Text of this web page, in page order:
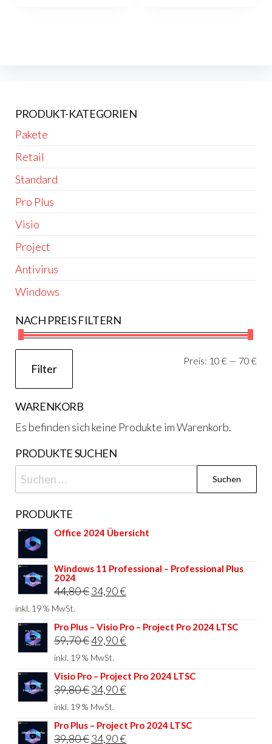
PRODUKT-KATEGORIEN
Pakete
Retail
Standard
Pro Plus
Visio
Project
Antivirus
Windows
NACH PREIS FILTERN
Filter
Preis: 10 € — 70 €
WARENKORB
Es befinden sich keine Produkte im Warenkorb.
PRODUKTE SUCHEN
Suchen
nach:
PRODUKTE
Office 2024 Übersicht
Windows 11 Professional – Professional Plus
2024
44,80€Ursprünglicher
war:
44,80 €
34,90€Aktueller
ist:
34,90 €.
inkl. 19 % MwSt.
Pro Plus – Visio Pro – Project Pro 2024 LTSC
59,70€Ursprünglicher
Preis
war:
59,70 €
49,90€Aktueller
ist:
49,90 €.
inkl. 19 % MwSt.
Visio Pro – Project Pro 2024 LTSC
39,80€Ursprünglicher
Preis
war:
39,80 €
34,90€Aktueller
ist:
34,90 €.
inkl. 19 % MwSt.
Pro Plus – Project Pro 2024 LTSC
39,80€Ursprünglicher
34,90€Aktueller